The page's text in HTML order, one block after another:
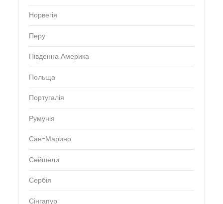
Норвегія
Перу
Південна Америка
Польща
Португалія
Румунія
Сан-Марино
Сейшели
Сербія
Сінгапур